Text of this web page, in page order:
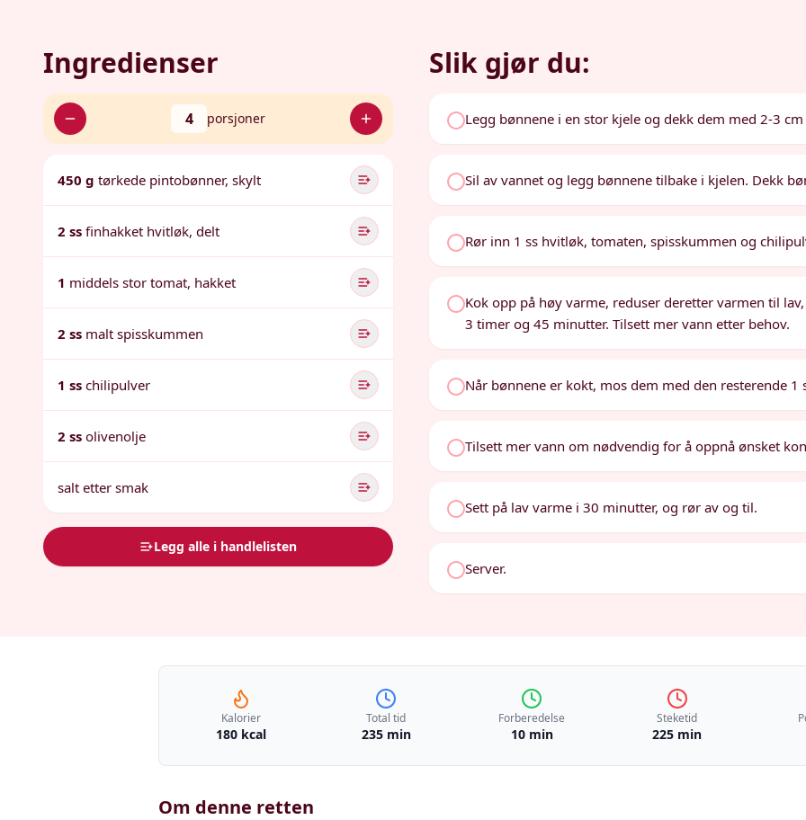
Ingredienser
4 porsjoner
450 g tørkede pintobønner, skylt
2 ss finhakket hvitløk, delt
1 middels stor tomat, hakket
2 ss malt spisskummen
1 ss chilipulver
2 ss olivenolje
salt etter smak
Legg alle i handlelisten
Slik gjør du:
Legg bønnene i en stor kjele og dekk dem med 2-3
Sil av vannet og legg bønnene tilbake i kjelen. Dekk
Rør inn 1 ss hvitløk, tomaten, spisskummen og
Kok opp på høy varme, reduser deretter varmen til
3 timer og 45 minutter. Tilsett mer vann etter behov.
Når bønnene er kokt, mos dem med den resterende
Tilsett mer vann om nødvendig for å oppnå ønsket
Sett på lav varme i 30 minutter, og rør av og til.
Server.
Kalorier
180 kcal
Total tid
235 min
Forberedelse
10 min
Steketid
225 min
Om denne retten